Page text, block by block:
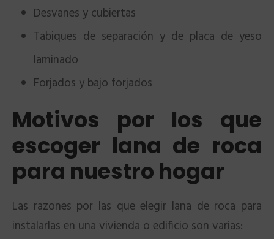
Desvanes y cubiertas
Tabiques de separación y de placa de yeso
laminado
Forjados y bajo forjados
Motivos por los que
escoger lana de roca
para nuestro hogar
Las razones por las que elegir lana de roca para
instalarlas en una vivienda o edificio son varias: